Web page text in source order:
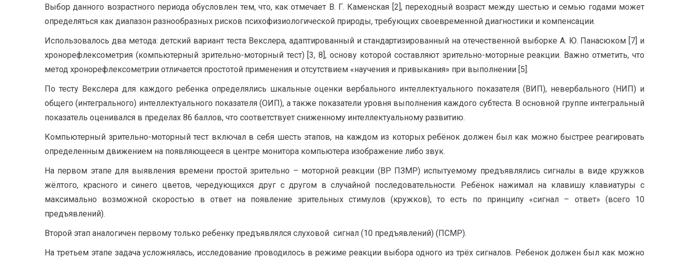
Выбор данного возрастного периода обусловлен тем, что, как отмечает В. Г. Каменская [2], переходный возраст между шестью и семью годами может
определяться как диапазон разнообразных рисков психофизиологической природы, требующих своевременной диагностики и компенсации.
Использовалось два метода: детский вариант теста Векслера, адаптированный и стандартизированный на отечественной выборке А. Ю. Панасюком [7] и
хронорефлексометрия (компьютерный зрительно-моторный тест) [3, 8], основу которой составляют зрительно-моторные реакции. Важно отметить, что
метод хронорефлексометрии отличается простотой применения и отсутствием «научения и привыкания» при выполнении [5].
По тесту Векслера для каждого ребенка определялись шкальные оценки вербального интеллектуального показателя (ВИП), невербального (НИП) и
общего (интегрального) интеллектуального показателя (ОИП), а также показатели уровня выполнения каждого субтеста. В основной группе интегральный
показатель оценивался в пределах 86 баллов, что соответствует сниженному интеллектуальному развитию.
Компьютерный зрительно-моторный тест включал в себя шесть этапов, на каждом из которых ребёнок должен был как можно быстрее реагировать
определенным движением на появляющееся в центре монитора компьютера изображение либо звук.
На первом этапе для выявления времени простой зрительно – моторной реакции (ВР ПЗМР) испытуемому предъявлялись сигналы в виде кружков
жёлтого, красного и синего цветов, чередующихся друг с другом в случайной последовательности. Ребёнок нажимал на клавишу клавиатуры с
максимально возможной скоростью в ответ на появление зрительных стимулов (кружков), то есть по принципу «сигнал – ответ» (всего 10
предъявлений).
Второй этап аналогичен первому только ребенку предъявлялся слуховой сигнал (10 предъявлений) (ПСМР).
На третьем этапе задача усложнялась, исследование проводилось в режиме реакции выбора одного из трёх сигналов. Ребенок должен был как можно